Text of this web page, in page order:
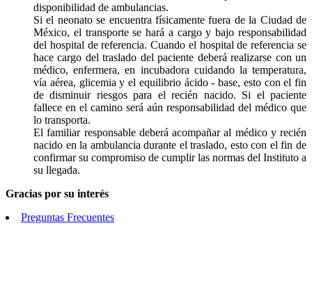
disponibilidad de ambulancias.
Si el neonato se encuentra físicamente fuera de la Ciudad de
México, el transporte se hará a cargo y bajo responsabilidad
del hospital de referencia. Cuando el hospital de referencia se
hace cargo del traslado del paciente deberá realizarse con un
médico, enfermera, en incubadora cuidando la temperatura,
vía aérea, glicemia y el equilibrio ácido - base, esto con el fin
de disminuir riesgos para el recién nacido. Si el paciente
fallece en el camino será aún responsabilidad del médico que
lo transporta.
El familiar responsable deberá acompañar al médico y recién
nacido en la ambulancia durante el traslado, esto con el fin de
confirmar su compromiso de cumplir las normas del Instituto a
su llegada.
Gracias por su interés
Preguntas Frecuentes